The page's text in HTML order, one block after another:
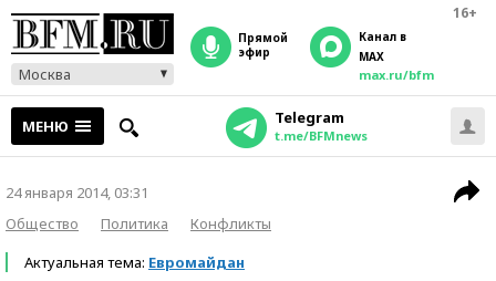
16+
Москва
прямой
эфир
Канал в
MAX
max.ru/bfm
МЕНЮ Telegram
t.me/BFMnews
24 января 2014, 03:31
Общество
Политика
Конфликты
Актуальная тема: Евромайдан